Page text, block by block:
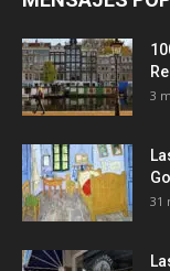
3
31